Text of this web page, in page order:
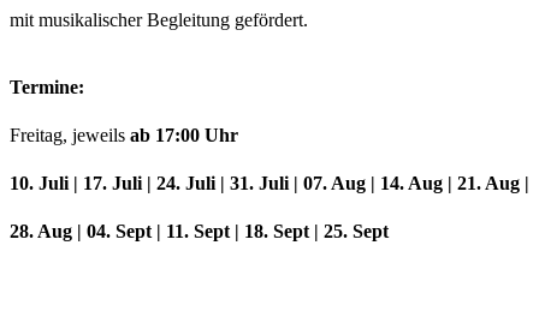
mit musikalischer Begleitung gefördert.
Termine:
Freitag, jeweils ab 17:00 Uhr
10. Juli | 17. Juli | 24. Juli | 31. Juli | 07. Aug | 14. Aug | 21. Aug |
28. Aug | 04. Sept | 11. Sept | 18. Sept | 25. Sept